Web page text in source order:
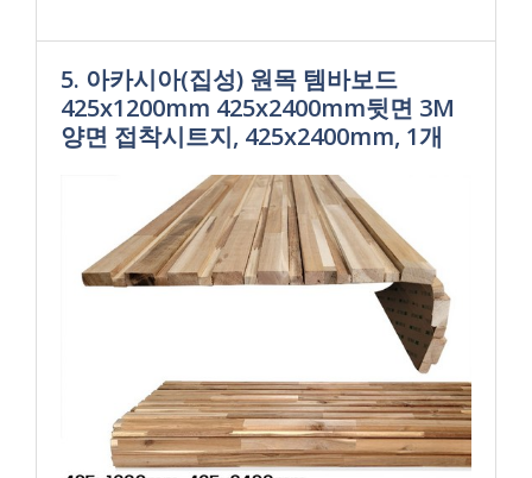
5. 아카시아(집성) 원목 템바보드
425x1200mm 425x2400mm뒷면 3M
양면 접착시트지, 425x2400mm, 1개